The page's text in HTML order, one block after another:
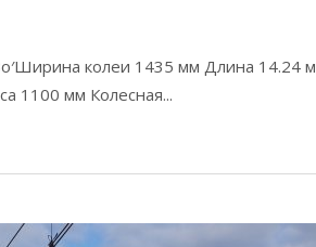
Ширина колеи 1435 мм Длина 14.24 м
1100 мм Колесная...